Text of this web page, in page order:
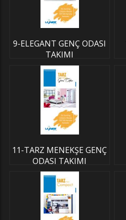
9-ELEGANT GENÇ ODASI
TAKIMI
11-TARZ MENEKŞE GENÇ
ODASI TAKIMI